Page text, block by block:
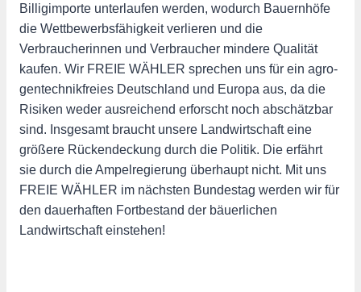
Billigimporte unterlaufen werden, wodurch Bauernhöfe
die Wettbewerbsfähigkeit verlieren und die
Verbraucherinnen und Verbraucher mindere Qualität
kaufen. Wir FREIE WÄHLER sprechen uns für ein agro-
gentechnikfreies Deutschland und Europa aus, da die
Risiken weder ausreichend erforscht noch abschätzbar
sind. Insgesamt braucht unsere Landwirtschaft eine
größere Rückendeckung durch die Politik. Die erfährt
sie durch die Ampelregierung überhaupt nicht. Mit uns
FREIE WÄHLER im nächsten Bundestag werden wir für
den dauerhaften Fortbestand der bäuerlichen
Landwirtschaft einstehen!